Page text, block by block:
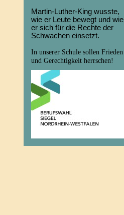
Martin-Luther-King wusste,
wie er Leute bewegt und wie
er sich für die Rechte der
Schwachen einsetzt.
In unserer Schule sollen Frieden
und Gerechtigkeit herrschen!